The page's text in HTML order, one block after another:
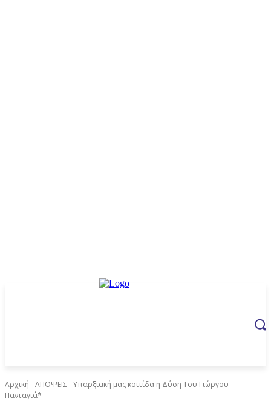
Αρχική ΑΠΟΨΕΙΣ
Υπαρξιακή μας κοιτίδα η Δύση Του Γιώργου
Πανταγιά*